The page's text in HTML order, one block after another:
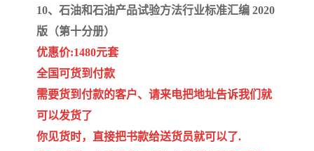
10、石油和石油产品试验方法行业标准汇编 2020
版（第十分册）
优惠价:1480元套
全国可货到付款
需要货到付款的客户、请来电把地址告诉我们就
可以发货了
你见货时，直接把书款给送货员就可以了.